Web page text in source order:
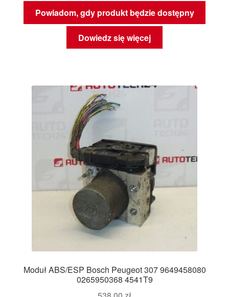
Powiadom, gdy produkt będzie dostępny
Dowiedz się więcej
Moduł ABS/ESP Bosch Peugeot 307 9649458080
0265950368 4541T9